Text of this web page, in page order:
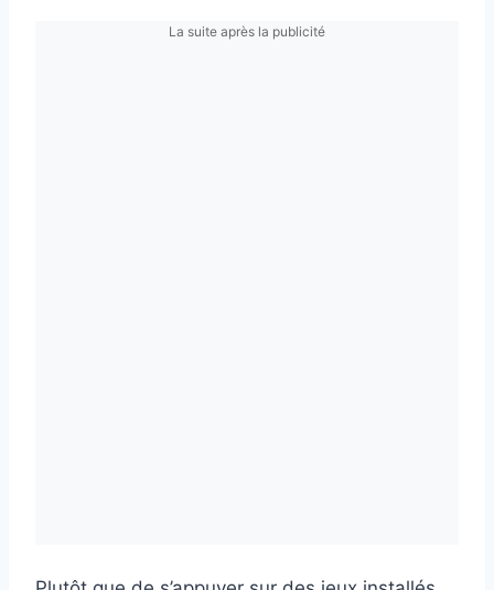
La suite après la publicité